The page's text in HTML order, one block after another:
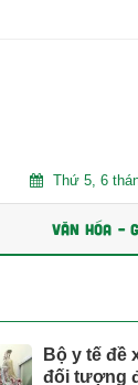
Trăm năm chợ
Thứ 5, 6
VĂN HÓA –
Bộ y tế đề
đối tượng